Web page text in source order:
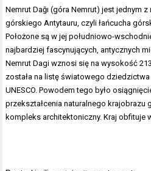
Nemrut Dağı (góra Nemrut) jest jednym
górskiego Antytauru, czyli łańcucha
Położone są w jej południowo-
najbardziej fascynujących, antycznych
Nemrut Dagi wznosi się na wysokość
została na listę światowego
UNESCO. Powodem tego było
przekształcenia naturalnego krajobrazu
kompleks architektoniczny. Kraj obfituje